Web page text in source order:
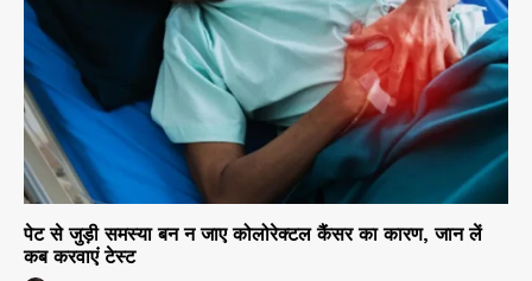
पेट से जुड़ी समस्या बन न जाए कोलोरेक्टल कैंसर का कारण, जान लें
कब करवाएं टेस्ट